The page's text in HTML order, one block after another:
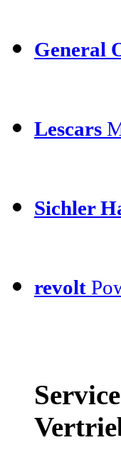
General
Lescars
Sichler
revolt